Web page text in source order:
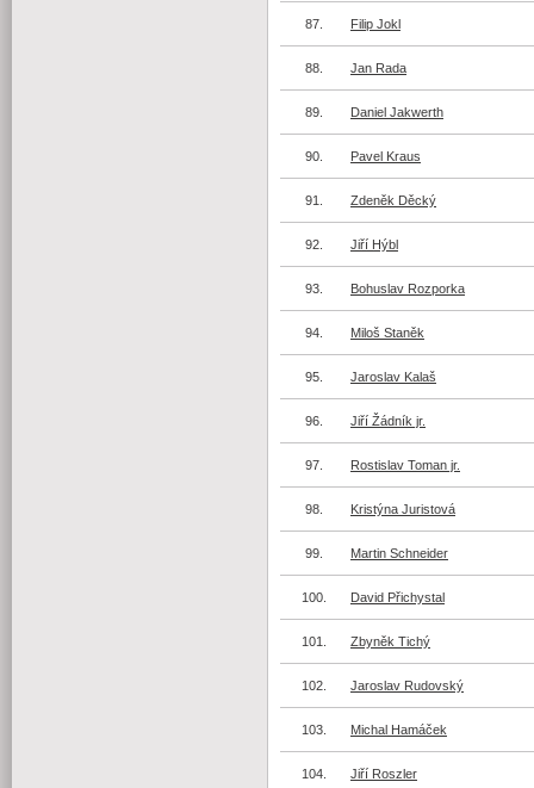
87. Filip Jokl
88. Jan Rada
89. Daniel Jakwerth
90. Pavel Kraus
91. Zdeněk Děcký
92. Jiří Hýbl
93. Bohuslav Rozporka
94. Miloš Staněk
95. Jaroslav Kalaš
96. Jiří Žádník jr.
97. Rostislav Toman jr.
98. Kristýna Juristová
99. Martin Schneider
100. David Přichystal
101. Zbyněk Tichý
102. Jaroslav Rudovský
103. Michal Hamáček
104. Jiří Roszler